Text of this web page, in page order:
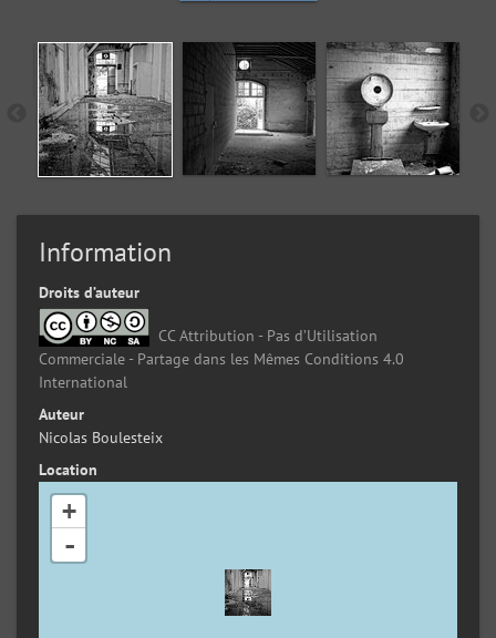
Information
Droits d’auteur
CC Attribution - Pas d’Utilisation
Commerciale - Partage dans les Mêmes Conditions 4.0
International
Auteur
Nicolas Boulesteix
Location
+
-